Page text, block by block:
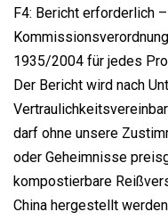
F4: Bericht erforderlich
1935/2004 für jedes
Der Bericht wird nach
darf ohne unsere
oder Geheimnisse
kompostierbare
China hergestellt